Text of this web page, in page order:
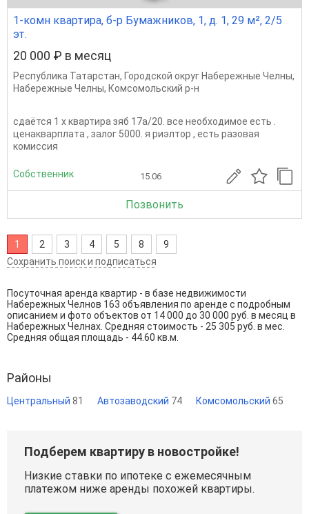
1-комн квартира, б-р Бумажников, 1, д. 1, 29 м², 2/5
эт.
20 000 ₽ в месяц
Республика Татарстан, Городской округ Набережные Челны,
Набережные Челны, Комсомольский р-н
сдаётся 1 х квартира зяб 17а/20. все необходимое есть .
ценакварплата , залог 5000. я риэлтор , есть разовая
комиссия
Собственник 15.06
Позвонить
1 2 3 4 5 8
9
Сохранить поиск и подписаться
Посуточная аренда квартир - в базе недвижимости
Набережных Челнов 163 объявления по аренде с подробным
описанием и фото объектов от 14 000 до 30 000 руб. в месяц в
Набережных Челнах. Средняя стоимость - 25 305 руб. в мес.
Средняя общая площадь - 44.60 кв.м.
Районы
Центральный 81 Автозаводский 74 Комсомольский 65
Подберем квартиру в новостройке!
Низкие ставки по ипотеке с ежемесячным
платежом ниже аренды похожей квартиры.